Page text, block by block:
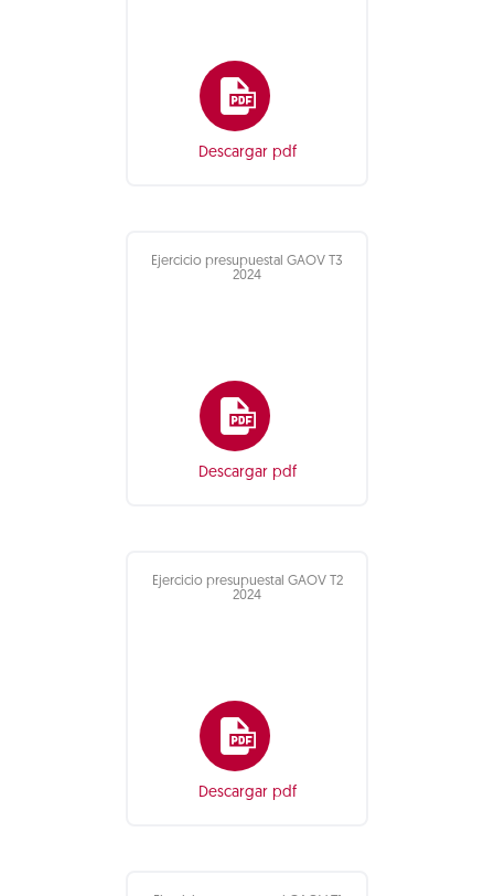
Descargar pdf
Ejercicio presupuestal GAOV T3
2024
Descargar pdf
Ejercicio presupuestal GAOV T2
2024
Descargar pdf